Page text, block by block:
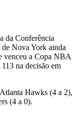
da Conferência
Nova York ainda
venceu a Copa NBA
na decisão em
Hawks (4 a 2),
(4 a 0).